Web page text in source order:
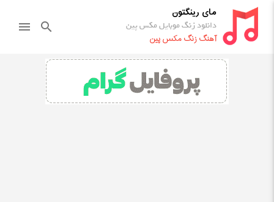
مای رینگتون
دانلود زنگ موبایل مکس پین
آهنگ زنگ مکس پین
search
menu